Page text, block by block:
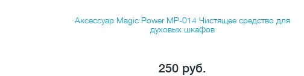
Аксессуар Magic Power MP-014 Чистящее средство для
духовых шкафов
250 руб.